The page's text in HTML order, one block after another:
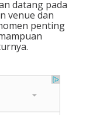
datang pada
venue dan
penting